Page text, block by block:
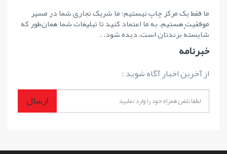
ما فقط یک مرکز چاپ نیستیم؛ ما شریک تجاری شما در مسیر
موفقیت هستیم. به ما اعتماد کنید تا تبلیغات شما همان‌طور که
شایستهٔ برندتان است، دیده شود. .
خبرنامه
از آخرین اخبار آگاه شوید :
ارسال